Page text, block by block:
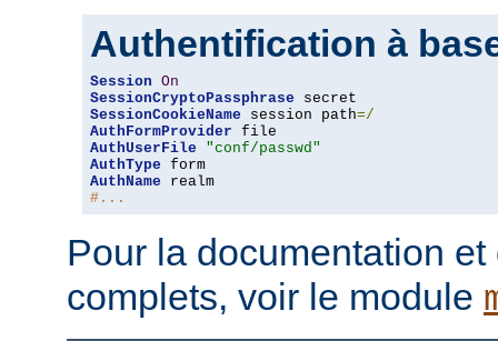
Authentification à
Session On
SessionCryptoPassphrase
SessionCookieName session path=/
AuthFormProvider
AuthUserFile
"conf/passwd"
AuthType
AuthName
#...
Pour la documentation
complets, voir le module